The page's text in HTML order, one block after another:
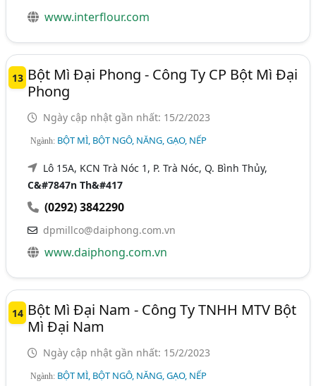
www.interflour.com
13 Bột Mì Đại Phong - Công Ty CP Bột Mì Đại
Phong
Ngày cập nhật gần nhất: 15/2/2023
Ngành: BỘT MÌ, BỘT NGÔ, NĂNG, GẠO, NẾP
Lô 15A, KCN Trà Nóc 1, P. Trà Nóc, Q. Bình Thủy,
C&#7847n Th&#417
(0292) 3842290
dpmillco@daiphong.com.vn
www.daiphong.com.vn
14 Bột Mì Đại Nam - Công Ty TNHH MTV Bột
Mì Đại Nam
Ngày cập nhật gần nhất: 15/2/2023
Ngành: BỘT MÌ, BỘT NGÔ, NĂNG, GẠO, NẾP